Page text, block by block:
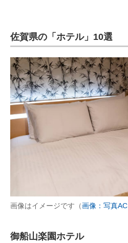
佐賀県の「ホテル」10選
画像はイメージです（画像：写真AC
御船山楽園ホテル